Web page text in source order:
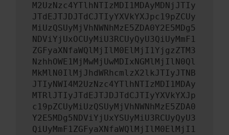
M2UzNzc4YTlhNTIzMDI1MDAyMDNjJTIy
JTdEJTJDJTdCJTIyYXVkYXJpc19pZCUy
MiUzQSUyMjVhNWNhMzE5ZDA0Y2E5MDg5
NDViYjUxOCUyMiU3RCUyQyU3QiUyMmF1
ZGFyaXNfaWQlMjIlM0ElMjI1YjgzZTM3
NzhhOWE1MjMwMjUwMDIxNGMlMjIlN0Ql
MkMlN0IlMjJhdWRhcmlzX2lkJTIyJTNB
JTIyNWI4M2UzNzc4YTlhNTIzMDI1MDAy
MTRlJTIyJTdEJTJDJTdCJTIyYXVkYXJp
c19pZCUyMiUzQSUyMjVhNWNhMzE5ZDA0
Y2E5MDg5NDViYjUxYSUyMiU3RCUyQyU3
QiUyMmF1ZGFyaXNfaWQlMjIlM0ElMjI1